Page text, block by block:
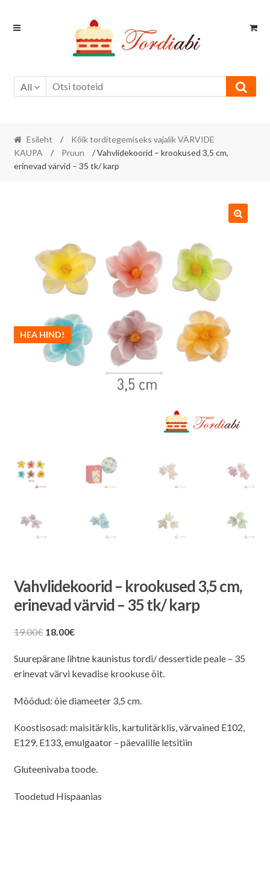
Skip
Skip
All
Esileht /
Kõik torditegemiseks vajalik VÄRVIDE
KAUPA
/ Pruun
/ Vahvlidekoorid – krookused 3,5 cm,
erinevad värvid – 35 tk/ karp
HEA HIND!
Vahvlidekoorid – krookused 3,5 cm,
erinevad värvid – 35 tk/ karp
19.00€ Algne
oli:
19.00€.
18.00€Praegune
on:
18.00€.
Suurepärane lihtne kaunistus tordi/ dessertide peale – 35
erinevat värvi kevadise krookuse õit.
Mõõdud: õie diameeter 3,5 cm.
Koostisosad: maisitärklis, kartulitärklis, värvained E102,
E129, E133, emulgaator – päevalille letsitiin
Gluteenivaba toode.
Toodetud Hispaanias